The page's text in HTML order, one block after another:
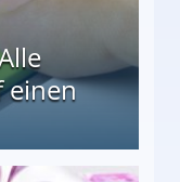
einen